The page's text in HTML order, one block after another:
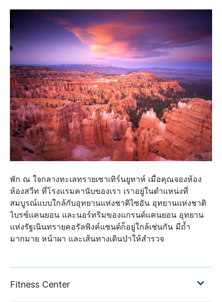
พัก ณ ใจกลางทะเลทรายเซาเทิร์นยูทาห์ เมื่อคุณจองห้อง
ห้องสวีท ที่โรงแรมคานับของเรา เราอยู่ในตำแหน่งที่
สมบูรณ์แบบใกล้กับอุทยานแห่งชาติไซอัน อุทยานแห่งชาติ
ไบรซ์แคนยอน และนอร์ทริมของแกรนด์แคนยอน อุทยาน
แห่งรัฐเนินทรายคอรัลพิงค์แซนด์ก็อยู่ใกล้เช่นกัน มีถ้ำ
มากมาย หน้าผา และเส้นทางเดินป่าให้สำรวจ